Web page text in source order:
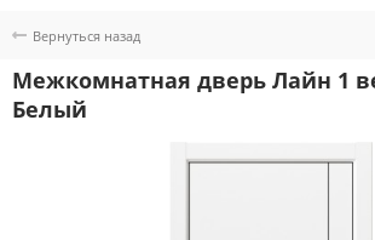
Вернуться назад
Межкомнатная дверь Лайн 1
Белый